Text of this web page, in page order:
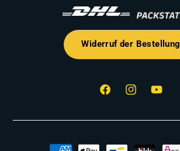
Widerruf der Bestellung
FacebookInstagramYouTube
Zahlungsmethoden